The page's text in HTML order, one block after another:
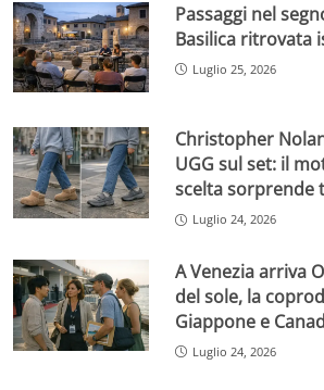
Passaggi nel
Basilica ritrovata
Luglio 25, 2026
Christopher
UGG sul set: il
scelta sorprende
Luglio 24, 2026
A Venezia arriva
del sole, la
Giappone e
Luglio 24, 2026